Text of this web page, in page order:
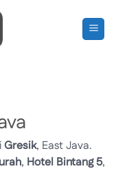
Gresik, East Java.
, Hotel Bintang 5,